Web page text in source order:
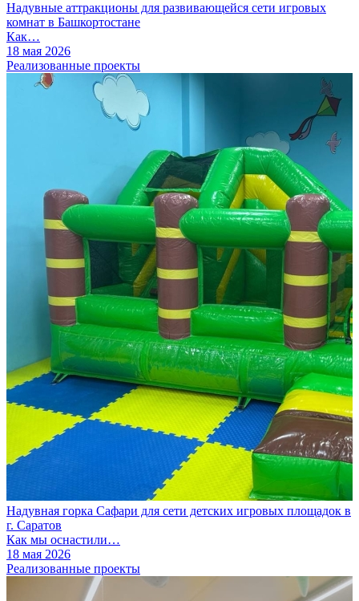
Надувные аттракционы для развивающейся сети игровых
комнат в Башкортостане
Как…
18 мая 2026
Реализованные проекты
Надувная горка Сафари для сети детских игровых площадок в
г. Саратов
Как мы оснастили…
18 мая 2026
Реализованные проекты